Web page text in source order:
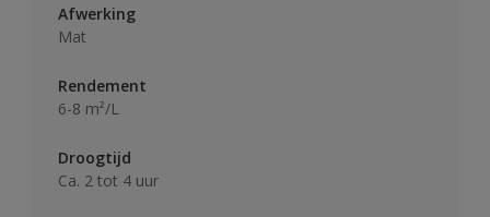
Afwerking
Mat
Rendement
6-8 m²/L
Droogtijd
Ca. 2 tot 4 uur